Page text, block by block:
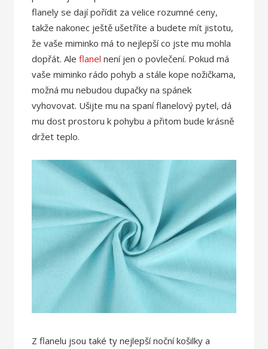
flanely se dají pořídit za velice rozumné ceny,
takže nakonec ještě ušetříte a budete mít jistotu,
že vaše miminko má to nejlepší co jste mu mohla
dopřát. Aleflanel není jen o povlečení. Pokud má
vaše miminko rádo pohyb a stále kope nožičkama,
možná mu nebudou dupačky na spánek
vyhovovat. Ušijte mu na spaní flanelový pytel, dá
mu dost prostoru k pohybu a přitom bude krásně
držet teplo.
Z flanelu jsou také ty nejlepší noční košilky a